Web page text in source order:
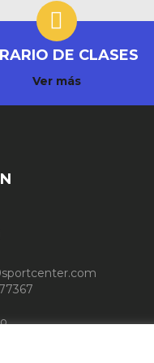
DE CLASES
Ver más
Plus